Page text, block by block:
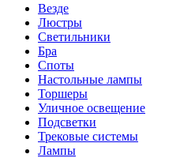
Везде
Люстры
Светильники
Бра
Споты
Настольные лампы
Торшеры
Уличное освещение
Подсветки
Трековые системы
Лампы